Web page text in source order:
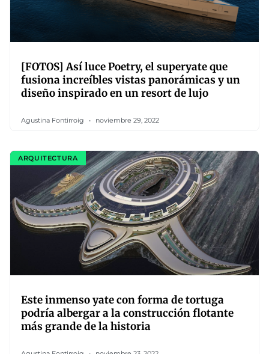
[FOTOS] Así luce Poetry, el superyate que
fusiona increíbles vistas panorámicas y un
diseño inspirado en un resort de lujo
Agustina Fontirroig noviembre 29, 2022
ARQUITECTURA
Este inmenso yate con forma de tortuga
podría albergar a la construcción flotante
más grande de la historia